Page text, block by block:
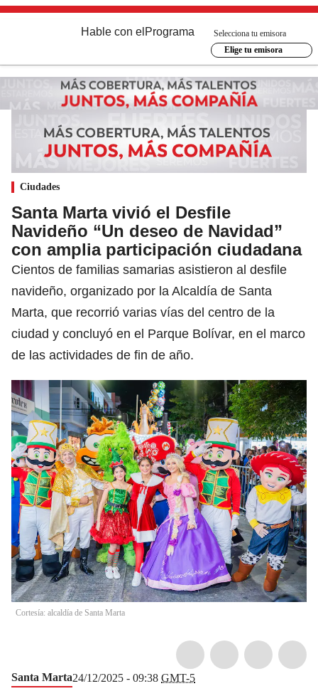
Hable con el Programa
Selecciona tu emisora
Elige tu emisora
Ciudades
Santa Marta vivió el Desfile
Navideño “Un deseo de Navidad”
con amplia participación ciudadana
Cientos de familias samarias asistieron al desfile
navideño, organizado por la Alcaldía de Santa
Marta, que recorrió varias vías del centro de la
ciudad y concluyó en el Parque Bolívar, en el marco
de las actividades de fin de año.
Cortesía: alcaldía de Santa Marta
Santa Marta24/12/2025 - 09:38 GMT-5